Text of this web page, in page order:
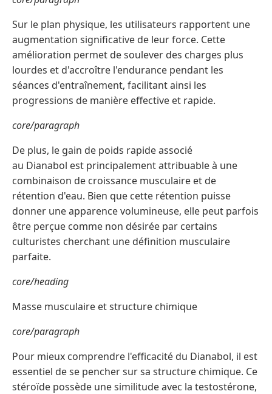
Sur le plan physique, les utilisateurs rapportent une
augmentation significative de leur force. Cette
amélioration permet de soulever des charges plus
lourdes et d'accroître l'endurance pendant les
séances d'entraînement, facilitant ainsi les
progressions de manière effective et rapide.
core/paragraph
De plus, le gain de poids rapide associé
au Dianabol est principalement attribuable à une
combinaison de croissance musculaire et de
rétention d'eau. Bien que cette rétention puisse
donner une apparence volumineuse, elle peut parfois
être perçue comme non désirée par certains
culturistes cherchant une définition musculaire
parfaite.
core/heading
Masse musculaire et structure chimique
core/paragraph
Pour mieux comprendre l'efficacité du Dianabol, il est
essentiel de se pencher sur sa structure chimique. Ce
stéroïde possède une similitude avec la testostérone,